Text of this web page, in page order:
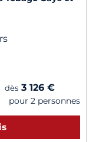
dès 3 126 €
pour 2 personnes